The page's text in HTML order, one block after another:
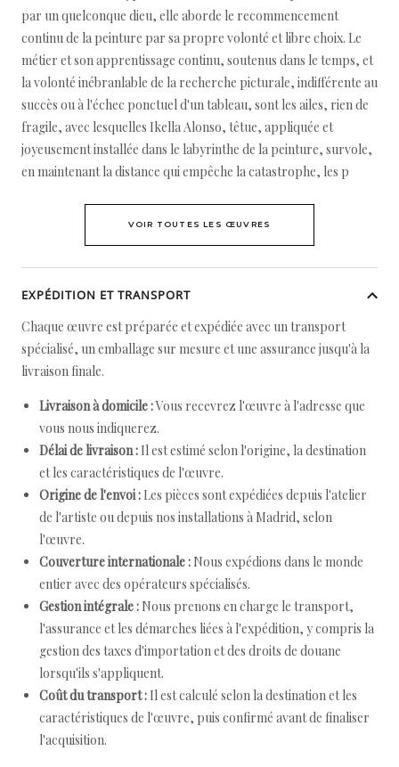
par un quelconque dieu, elle aborde le recommencement
continu de la peinture par sa propre volonté et libre choix. Le
métier et son apprentissage continu, soutenus dans le temps, et
la volonté inébranlable de la recherche picturale, indifférente au
succès ou à l'échec ponctuel d'un tableau, sont les ailes, rien de
fragile, avec lesquelles Ikella Alonso, têtue, appliquée et
joyeusement installée dans le labyrinthe de la peinture, survole,
en maintenant la distance qui empêche la catastrophe, les p
VOIR TOUTES LES ŒUVRES
EXPÉDITION ET TRANSPORT
Chaque œuvre est préparée et expédiée avec un transport
spécialisé, un emballage sur mesure et une assurance jusqu'à la
livraison finale.
Livraison à domicile :Vous recevrez l'œuvre à l'adresse que
vous nous indiquerez.
Délai de livraison : Il est estimé selon l'origine, la destination
et les caractéristiques de l'œuvre.
Origine de l'envoi : Les pièces sont expédiées depuis l'atelier
de l'artiste ou depuis nos installations à Madrid, selon
l'œuvre.
Couverture internationale : Nous expédions dans le monde
entier avec des opérateurs spécialisés.
Gestion intégrale : Nous prenons en charge le transport,
l'assurance et les démarches liées à l'expédition, y compris la
gestion des taxes d'importation et des droits de douane
lorsqu'ils s'appliquent.
Coût du transport : Il est calculé selon la destination et les
caractéristiques de l'œuvre, puis confirmé avant de finaliser
l'acquisition.